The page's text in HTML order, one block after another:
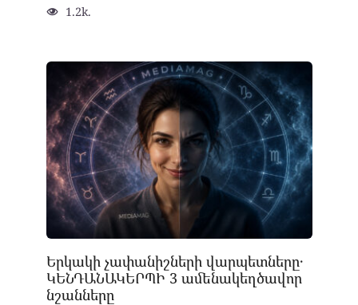
1.2k.
Երկակի չափանիշների վարպետները․
ԿԵՆԴԱՆԱԿԵՐՊԻ 3 ամենակեղծավոր
նշանները